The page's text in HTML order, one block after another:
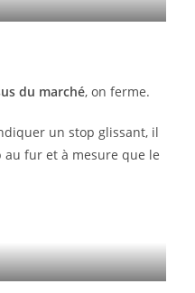
du marché, on ferme.
un stop glissant, il
fur et à mesure que le